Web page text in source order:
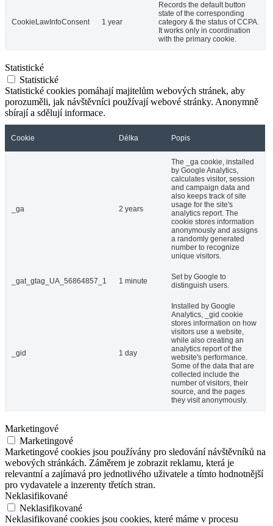
CookieLawInfoConsent 1 year
Records the default button
state of the corresponding
category & the status of CCPA.
It works only in coordination
with the primary cookie.
Statistické
Statistické
Statistické cookies pomáhají majitelům webových stránek, aby
porozuměli, jak návštěvníci používají webové stránky. Anonymně
sbírají a sdělují informace.
Cookie Délka Popis
_ga 2 years
The _ga cookie, installed
by Google Analytics,
calculates visitor, session
and campaign data and
also keeps track of site
usage for the site's
analytics report. The
cookie stores information
anonymously and assigns
a randomly generated
number to recognize
unique visitors.
_gat_gtag_UA_56864857_1 1 minute
Set by Google to
distinguish users.
_gid 1 day
Installed by Google
Analytics, _gid cookie
stores information on how
visitors use a website,
while also creating an
analytics report of the
website's performance.
Some of the data that are
collected include the
number of visitors, their
source, and the pages
they visit anonymously.
Marketingové
Marketingové
Marketingové cookies jsou používány pro sledování návštěvníků na
webových stránkách. Záměrem je zobrazit reklamu, která je
relevantní a zajímavá pro jednotlivého uživatele a tímto hodnotnější
pro vydavatele a inzerenty třetích stran.
Neklasifikované
Neklasifikované
Neklasifikované cookies jsou cookies, které máme v procesu